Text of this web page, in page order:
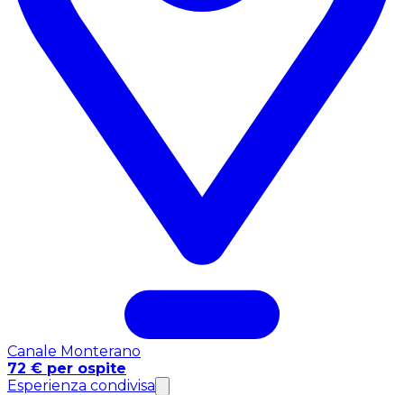
Canale Monterano
72 € per ospite
Esperienza condivisa